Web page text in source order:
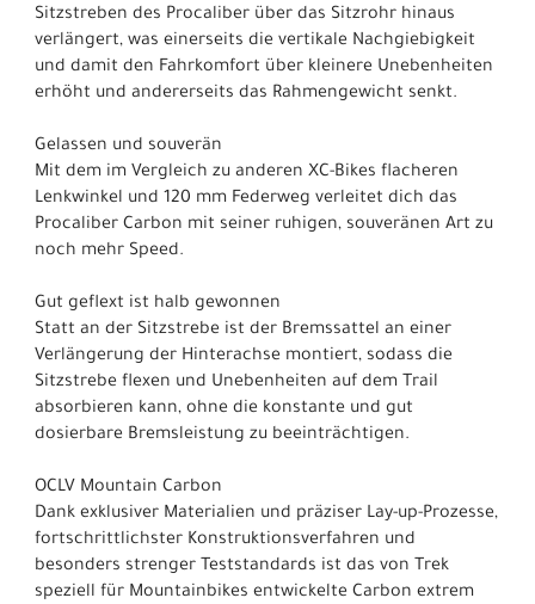
Sitzstreben des Procaliber über das Sitzrohr hinaus
verlängert, was einerseits die vertikale Nachgiebigkeit
und damit den Fahrkomfort über kleinere Unebenheiten
erhöht und andererseits das Rahmengewicht senkt.
Gelassen und souverän
Mit dem im Vergleich zu anderen XC-Bikes flacheren
Lenkwinkel und 120 mm Federweg verleitet dich das
Procaliber Carbon mit seiner ruhigen, souveränen Art zu
noch mehr Speed.
Gut geflext ist halb gewonnen
Statt an der Sitzstrebe ist der Bremssattel an einer
Verlängerung der Hinterachse montiert, sodass die
Sitzstrebe flexen und Unebenheiten auf dem Trail
absorbieren kann, ohne die konstante und gut
dosierbare Bremsleistung zu beeinträchtigen.
OCLV Mountain Carbon
Dank exklusiver Materialien und präziser Lay-up-Prozesse,
fortschrittlichster Konstruktionsverfahren und
besonders strenger Teststandards ist das von Trek
speziell für Mountainbikes entwickelte Carbon extrem